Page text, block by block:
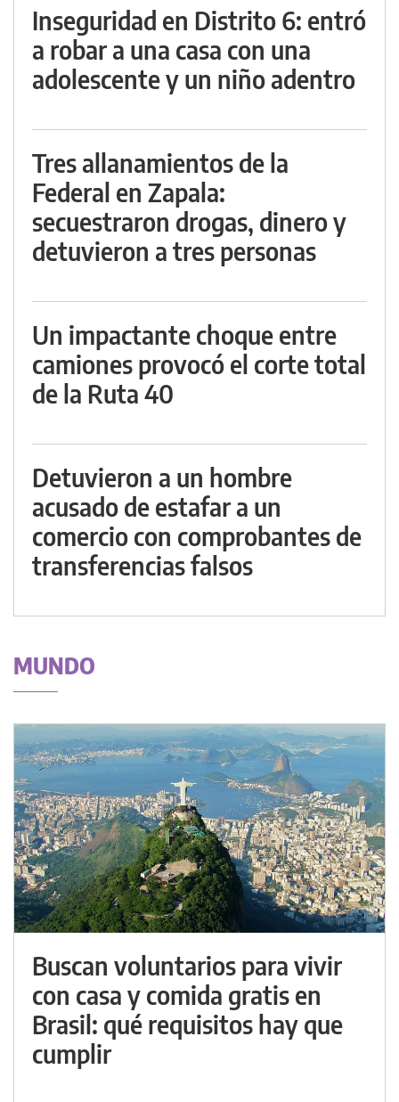
Inseguridad en Distrito 6: entró
a robar a una casa con una
adolescente y un niño adentro
Tres allanamientos de la
Federal en Zapala:
secuestraron drogas, dinero y
detuvieron a tres personas
Un impactante choque entre
camiones provocó el corte total
de la Ruta 40
Detuvieron a un hombre
acusado de estafar a un
comercio con comprobantes de
transferencias falsos
MUNDO
Buscan voluntarios para vivir
con casa y comida gratis en
Brasil: qué requisitos hay que
cumplir